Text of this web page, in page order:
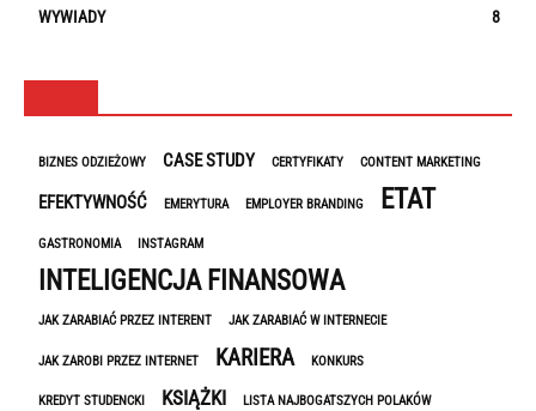
WYWIADY
8
BIZNES ODZIEŻOWY CASE STUDY CERTYFIKATY CONTENT MARKETING
EFEKTYWNOŚĆ EMERYTURA EMPLOYER BRANDING ETAT
GASTRONOMIA INSTAGRAM
INTELIGENCJA FINANSOWA
JAK ZARABIAĆ PRZEZ INTERENT JAK ZARABIAĆ W INTERNECIE
JAK ZAROBI PRZEZ INTERNET KARIERA KONKURS
KREDYT STUDENCKI KSIĄŻKI LISTA NAJBOGATSZYCH POLAKÓW